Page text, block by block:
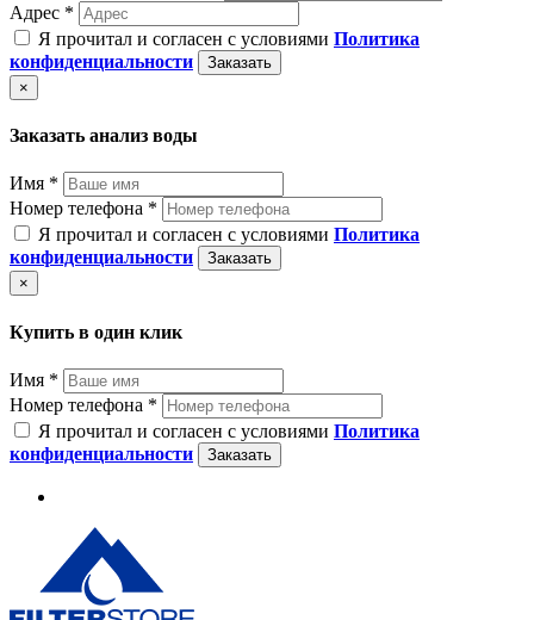
Адрес *
Я прочитал и согласен с условиями Политика
конфиденциальности
Заказать
×
Заказать анализ воды
Имя *
Номер телефона *
Я прочитал и согласен с условиями Политика
конфиденциальности
Заказать
×
Купить в один клик
Имя *
Номер телефона *
Я прочитал и согласен с условиями Политика
конфиденциальности
Заказать